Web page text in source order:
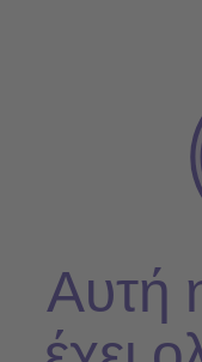
Αυτή